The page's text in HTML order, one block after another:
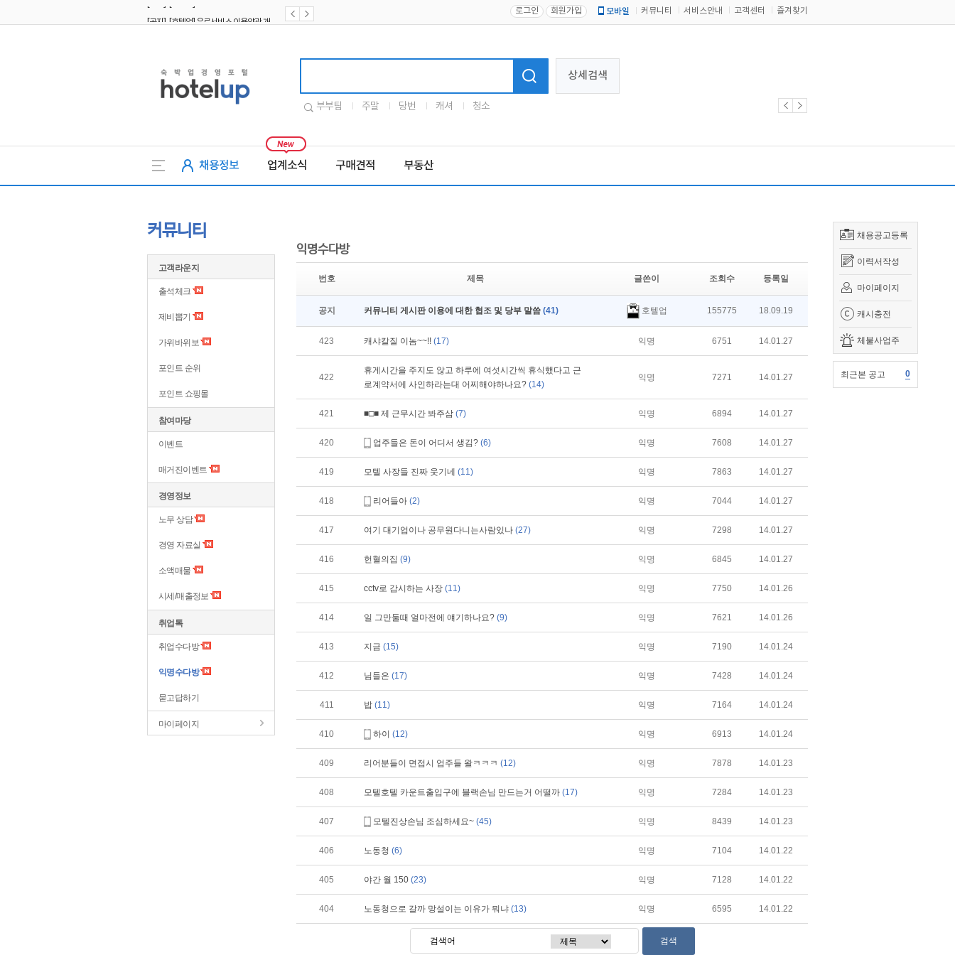
로그인 회원가입 모바일 커뮤니티 서비스안내 고객센터 즐겨찾기
상세검색
부부팀 주말 당번 캐셔 청소
채용정보 업계소식 구매견적 부동산
채용공고등록
이력서작성
마이페이지
캐시충전
체불사업주
최근본 공고 0
커뮤니티
고객라운지
출석체크
제비뽑기
가위바위보
포인트 순위
포인트 쇼핑몰
참여마당
이벤트
매거진이벤트
경영정보
노무 상담
경영 자료실
소액매물
시세/매출정보
취업톡
취업수다방
익명수다방
묻고답하기
마이페이지
익명수다방
번호 제목 글쓴이 조회수 등록일
공지 커뮤니티 게시판 이용에 대한 협조 및 당부 말씀 (41) 호텔업 155775 18.09.19
423 캐샤칼질 이놈~~!! (17) 익명 6751 14.01.27
422
휴게시간을 주지도 않고 하루에 여섯시간씩 휴식했다고 근
로계약서에 사인하라는대 어찌해야하나요? (14)
익명 7271 14.01.27
421 ■□■ 제 근무시간 봐주삼 (7) 익명 6894 14.01.27
420 업주들은 돈이 어디서 생김? (6) 익명 7608 14.01.27
419 모텔 사장들 진짜 웃기네 (11) 익명 7863 14.01.27
418 리어들아 (2) 익명 7044 14.01.27
417 여기 대기업이나 공무원다니는사람있나 (27) 익명 7298 14.01.27
416 헌혈의집 (9) 익명 6845 14.01.27
415 cctv로 감시하는 사장 (11) 익명 7750 14.01.26
414 일 그만둘때 얼마전에 얘기하나요? (9) 익명 7621 14.01.26
413 지금 (15) 익명 7190 14.01.24
412 님들은 (17) 익명 7428 14.01.24
411 밥 (11) 익명 7164 14.01.24
410 하이 (12) 익명 6913 14.01.24
409 리어분들이 면접시 업주들 왈ㅋㅋㅋ (12) 익명 7878 14.01.23
408 모텔호텔 카운트출입구에 블랙손님 만드는거 어떨까 (17) 익명 7284 14.01.23
407 모텔진상손님 조심하세요~ (45) 익명 8439 14.01.23
406 노동청 (6) 익명 7104 14.01.22
405 야간 월 150 (23) 익명 7128 14.01.22
404 노동청으로 갈까 망설이는 이유가 뭐냐 (13) 익명 6595 14.01.22